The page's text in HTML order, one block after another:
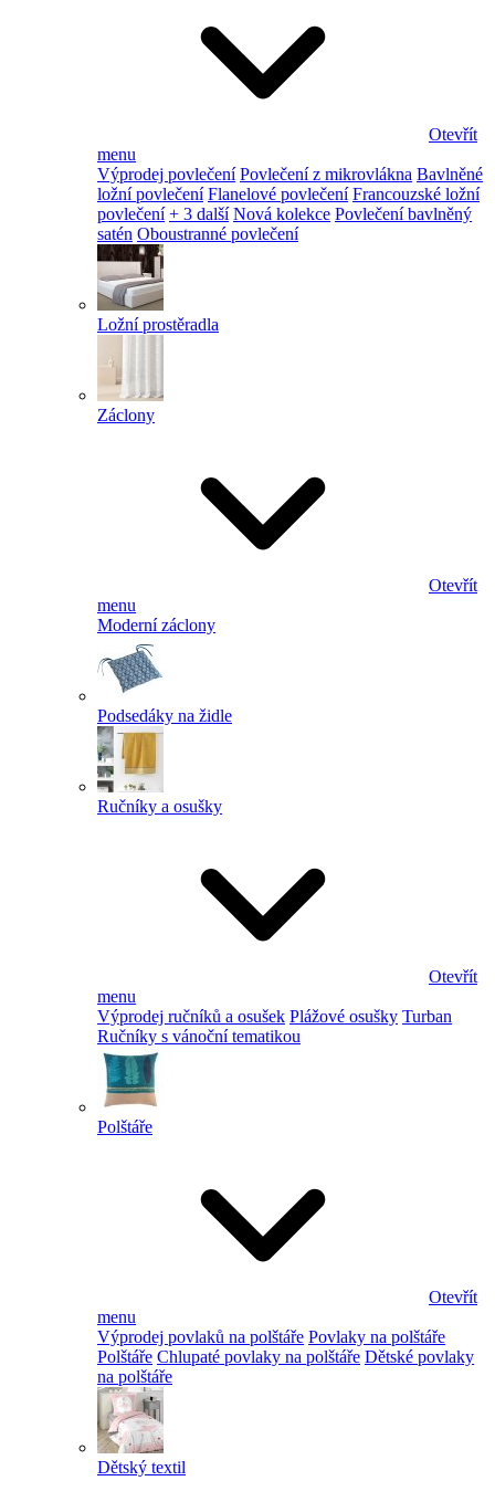
Otevřít
menu
Výprodej povlečení Povlečení z mikrovlákna Bavlněné
ložní povlečení Flanelové povlečení Francouzské ložní
povlečení + 3 další Nová kolekce Povlečení bavlněný
satén Oboustranné povlečení
Ložní prostěradla
Záclony
Otevřít
menu
Moderní záclony
Podsedáky na židle
Ručníky a osušky
Otevřít
menu
Výprodej ručníků a osušek Plážové osušky Turban
Ručníky s vánoční tematikou
Polštáře
Otevřít
menu
Výprodej povlaků na polštáře Povlaky na polštáře
Polštáře Chlupaté povlaky na polštáře Dětské povlaky
na polštáře
Dětský textil